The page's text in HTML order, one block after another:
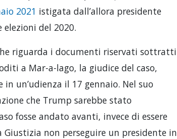
2021 istigata dall’allora presidente
del 2020.
riguarda i documenti riservati sottratti
a Mar-a-lago, la giudice del caso,
un’udienza il 17 gennaio. Nel suo
che Trump sarebbe stato
fosse andato avanti, invece di essere
non perseguire un presidente in